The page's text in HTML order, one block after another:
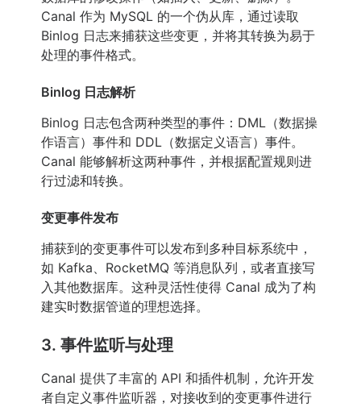
Canal 作为 MySQL 的一个伪从库，通过读取
Binlog 日志来捕获这些变更，并将其转换为易于
处理的事件格式。
Binlog 日志解析
Binlog 日志包含两种类型的事件：DML（数据操
作语言）事件和 DDL（数据定义语言）事件。
Canal 能够解析这两种事件，并根据配置规则进
行过滤和转换。
变更事件发布
捕获到的变更事件可以发布到多种目标系统中，
如 Kafka、RocketMQ 等消息队列，或者直接写
入其他数据库。这种灵活性使得 Canal 成为了构
建实时数据管道的理想选择。
3. 事件监听与处理
Canal 提供了丰富的 API 和插件机制，允许开发
者自定义事件监听器，对接收到的变更事件进行